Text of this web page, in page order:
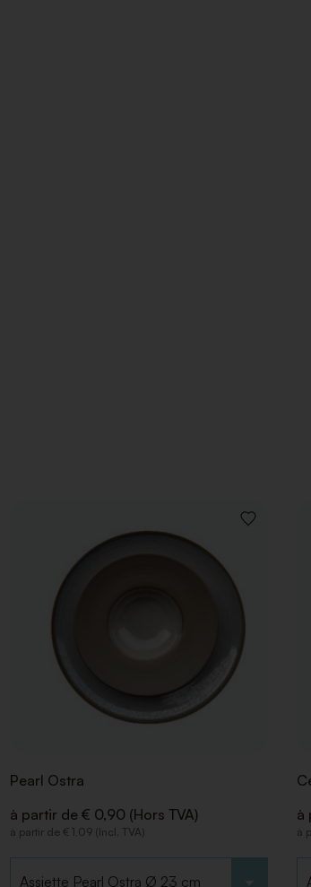
AJOUTER
DE
SOUHAITS
Pearl Ostra
à partir de € 0,90 (Hors TVA)
à partir de € 1,09 (Incl. TVA)
à
à